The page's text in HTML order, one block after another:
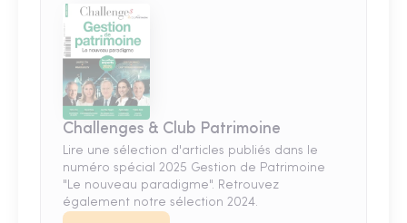
Challenges & Club Patrimoine
Lire une sélection d'articles publiés dans le
numéro spécial 2025 Gestion de Patrimoine
"Le nouveau paradigme". Retrouvez
également notre sélection 2024.